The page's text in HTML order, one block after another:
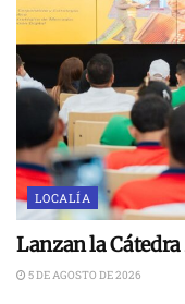
LOCALÍA
Lanzan la
5 DE AGOSTO DE 2026